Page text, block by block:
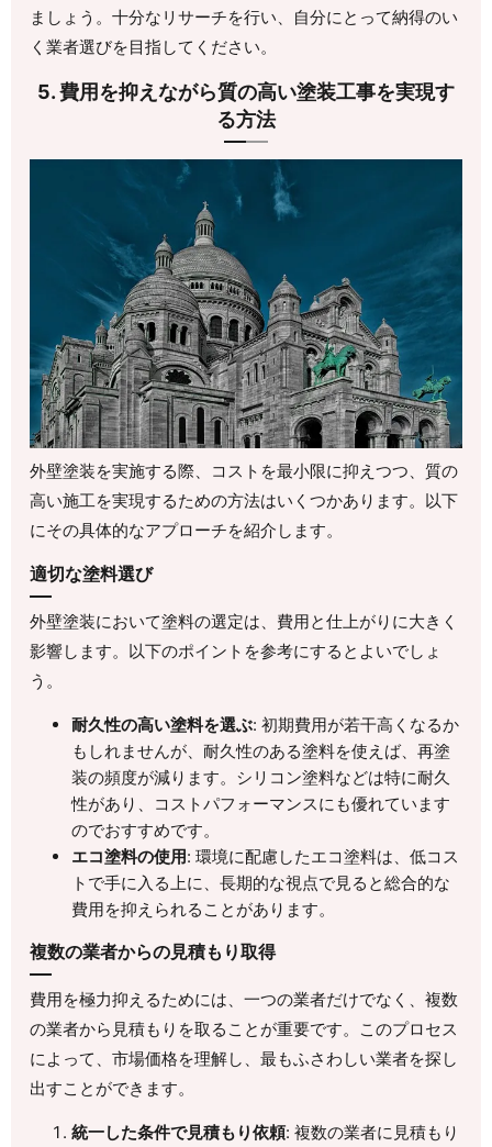
ましょう。十分なリサーチを行い、自分にとって納得のい
く業者選びを目指してください。
5. 費用を抑えながら質の高い塗装工事を実現す
る方法
外壁塗装を実施する際、コストを最小限に抑えつつ、質の
高い施工を実現するための方法はいくつかあります。以下
にその具体的なアプローチを紹介します。
適切な塗料選び
外壁塗装において塗料の選定は、費用と仕上がりに大きく
影響します。以下のポイントを参考にするとよいでしょ
う。
耐久性の高い塗料を選ぶ: 初期費用が若干高くなるか
もしれませんが、耐久性のある塗料を使えば、再塗
装の頻度が減ります。シリコン塗料などは特に耐久
性があり、コストパフォーマンスにも優れています
のでおすすめです。
エコ塗料の使用: 環境に配慮したエコ塗料は、低コス
トで手に入る上に、長期的な視点で見ると総合的な
費用を抑えられることがあります。
複数の業者からの見積もり取得
費用を極力抑えるためには、一つの業者だけでなく、複数
の業者から見積もりを取ることが重要です。このプロセス
によって、市場価格を理解し、最もふさわしい業者を探し
出すことができます。
統一した条件で見積もり依頼: 複数の業者に見積もり